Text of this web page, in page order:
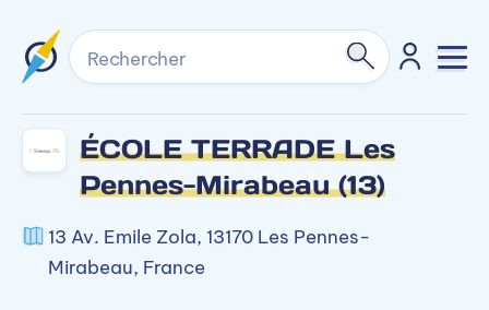
Rechercher
ÉCOLE TERRADE Les
Pennes-Mirabeau (13)
13 Av. Emile Zola, 13170 Les Pennes-
Mirabeau, France